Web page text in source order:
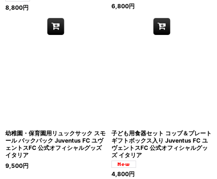
8,800円
6,800円
幼稚園・保育園用リュックサック スモ
ール バックパック Juventus FC ユヴ
ェントスFC 公式オフィシャルグッズ
イタリア
9,500円
子ども用食器セット コップ＆プレート
ギフトボックス入り Juventus FC ユ
ヴェントスFC 公式オフィシャルグッ
ズ イタリア
4,800円